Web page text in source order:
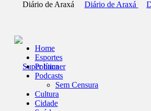
Home
Esportes
Política
Podcasts
Sem Censura
Cultura
Cidade